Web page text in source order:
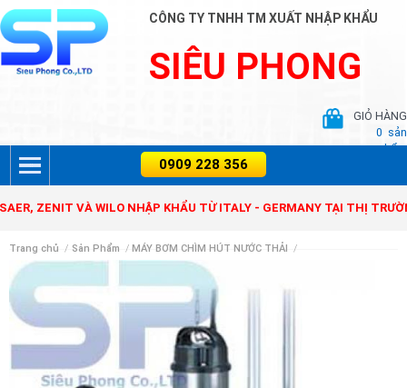
CÔNG TY TNHH TM XUẤT NHẬP KHẨU
SIÊU PHONG
GIỎ HÀNG
0 sản
phẩm
VÀ WILO NHẬP KHẨU TỪ ITALY - GERMANY TẠI THỊ TRƯỜNG
Trang chủ / Sản Phẩm / MÁY BƠM CHÌM HÚT NƯỚC THẢI /